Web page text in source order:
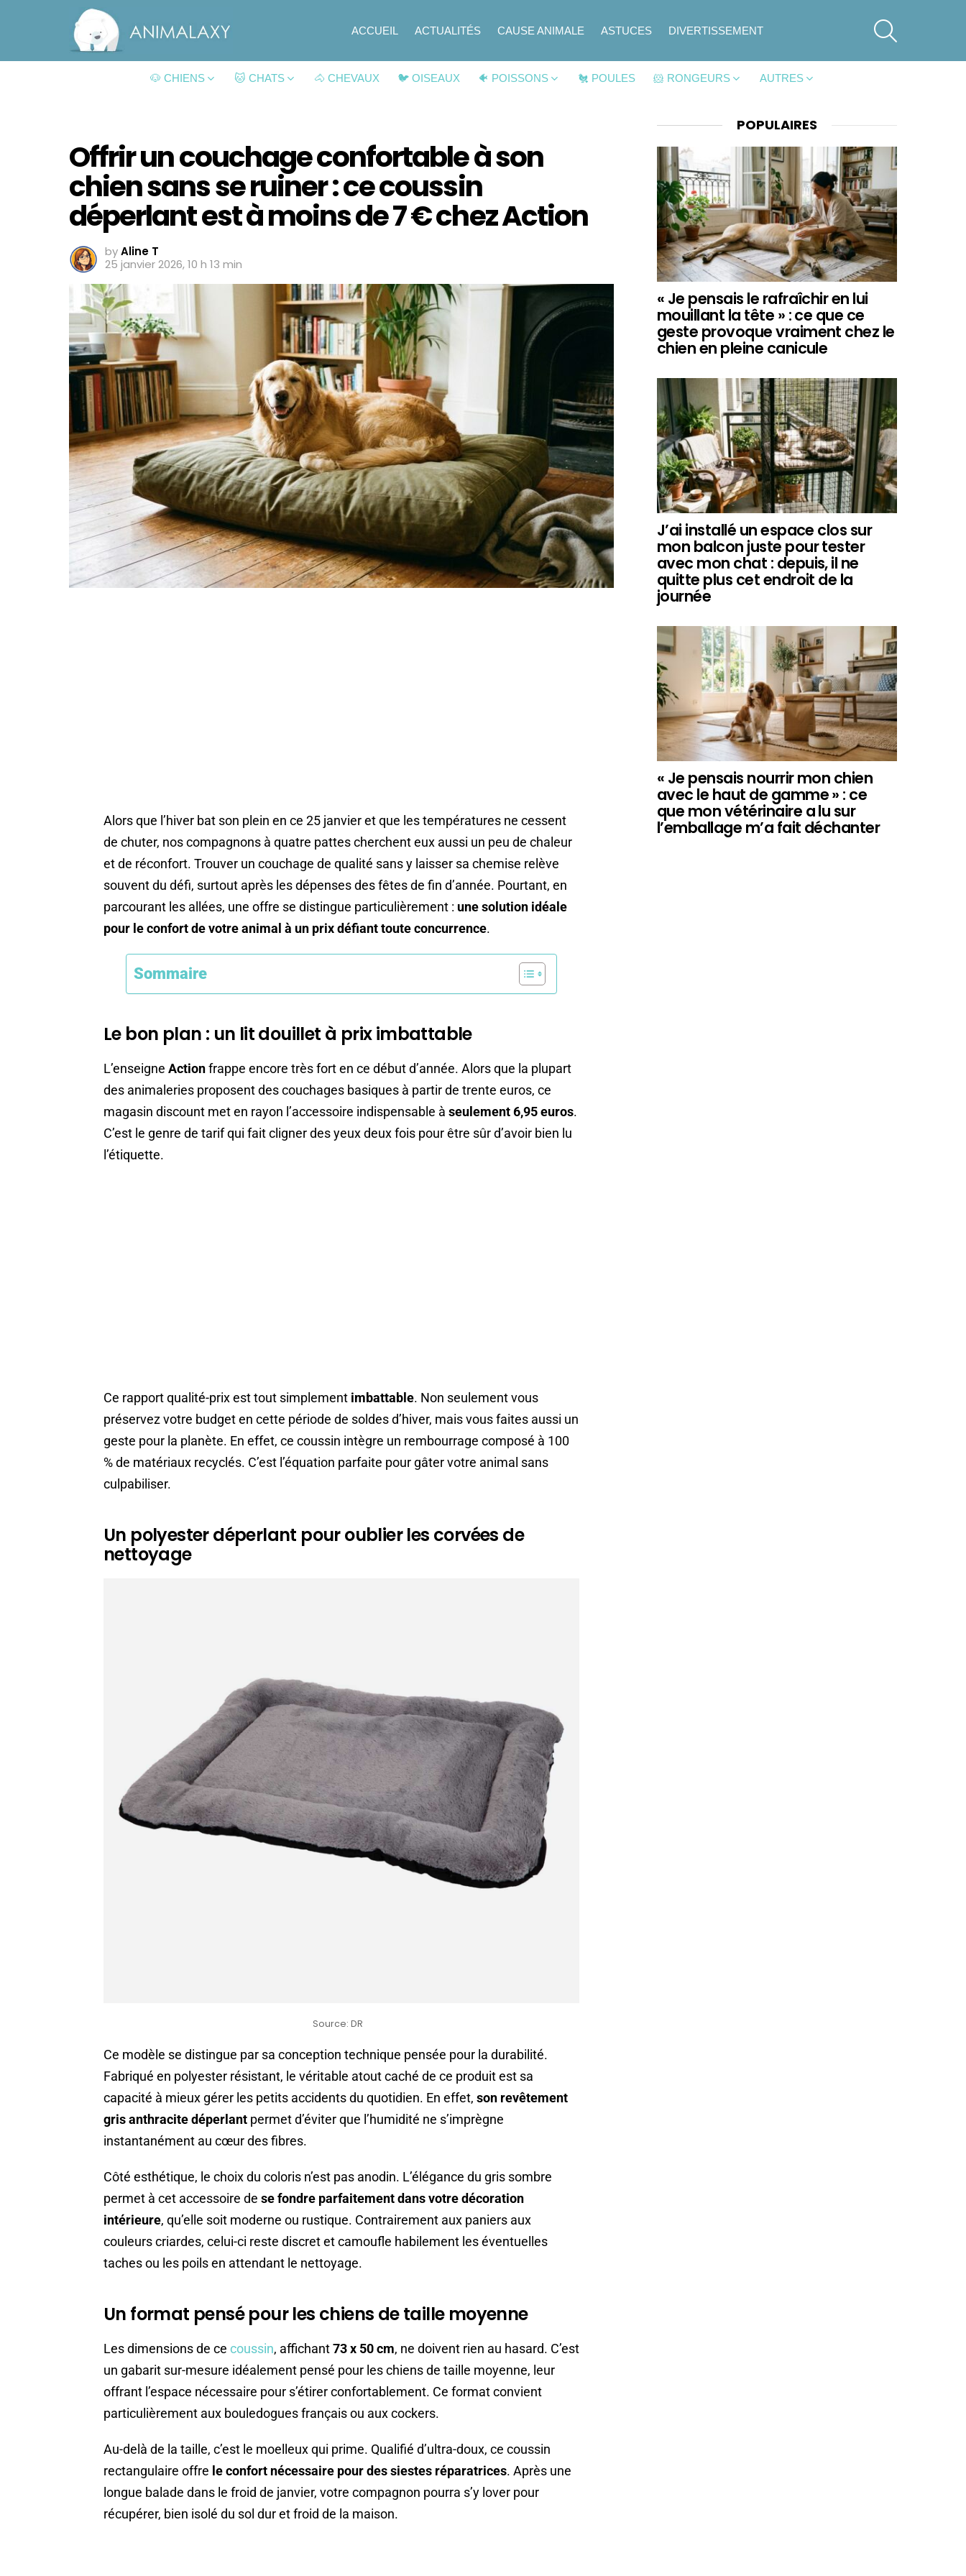
ACCUEIL ACTUALITÉS CAUSE ANIMALE ASTUCES DIVERTISSEMENT
🐶 CHIENS 🐱 CHATS 🐴 CHEVAUX 🐦 OISEAUX 🐠 POISSONS 🐔 POULES 🐹 RONGEURS AUTRES
Offrir un couchage confortable à son
chien sans se ruiner : ce coussin
déperlant est à moins de 7 € chez Action
byAline T
25 janvier 2026, 10 h 13 min
Alors que l’hiver bat son plein en ce 25 janvier et que les températures ne cessent
de chuter, nos compagnons à quatre pattes cherchent eux aussi un peu de chaleur
et de réconfort. Trouver un couchage de qualité sans y laisser sa chemise relève
souvent du défi, surtout après les dépenses des fêtes de fin d’année. Pourtant, en
parcourant les allées, une offre se distingue particulièrement : une solution idéale
pour le confort de votre animal à un prix défiant toute concurrence.
Sommaire
Le bon plan : un lit douillet à prix imbattable
L’enseigne Actionfrappe encore très fort en ce début d’année. Alors que la plupart
des animaleries proposent des couchages basiques à partir de trente euros, ce
magasin discount met en rayon l’accessoire indispensable à seulement 6,95 euros.
C’est le genre de tarif qui fait cligner des yeux deux fois pour être sûr d’avoir bien lu
l’étiquette.
Ce rapport qualité-prix est tout simplement imbattable. Non seulement vous
préservez votre budget en cette période de soldes d’hiver, mais vous faites aussi un
geste pour la planète. En effet, ce coussin intègre un rembourrage composé à 100
% de matériaux recyclés. C’est l’équation parfaite pour gâter votre animal sans
culpabiliser.
Un polyester déperlant pour oublier les corvées de
nettoyage
Source: DR
Ce modèle se distingue par sa conception technique pensée pour la durabilité.
Fabriqué en polyester résistant, le véritable atout caché de ce produit est sa
capacité à mieux gérer les petits accidents du quotidien. En effet, son revêtement
gris anthracite déperlant permet d’éviter que l’humidité ne s’imprègne
instantanément au cœur des fibres.
Côté esthétique, le choix du coloris n’est pas anodin. L’élégance du gris sombre
permet à cet accessoire de se fondre parfaitement dans votre décoration
intérieure, qu’elle soit moderne ou rustique. Contrairement aux paniers aux
couleurs criardes, celui-ci reste discret et camoufle habilement les éventuelles
taches ou les poils en attendant le nettoyage.
Un format pensé pour les chiens de taille moyenne
Les dimensions de ce coussin, affichant73 x 50 cm, ne doivent rien au hasard. C’est
un gabarit sur-mesure idéalement pensé pour les chiens de taille moyenne, leur
offrant l’espace nécessaire pour s’étirer confortablement. Ce format convient
particulièrement aux bouledogues français ou aux cockers.
Au-delà de la taille, c’est le moelleux qui prime. Qualifié d’ultra-doux, ce coussin
rectangulaire offre le confort nécessaire pour des siestes réparatrices. Après une
longue balade dans le froid de janvier, votre compagnon pourra s’y lover pour
récupérer, bien isolé du sol dur et froid de la maison.
POPULAIRES
« Je pensais le rafraîchir en lui
mouillant la tête » : ce que ce
geste provoque vraiment chez le
chien en pleine canicule
J’ai installé un espace clos sur
mon balcon juste pour tester
avec mon chat : depuis, il ne
quitte plus cet endroit de la
journée
« Je pensais nourrir mon chien
avec le haut de gamme » : ce
que mon vétérinaire a lu sur
l’emballage m’a fait déchanter